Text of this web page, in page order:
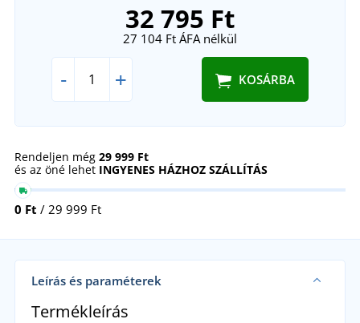
32 795 Ft
27 104 Ft ÁFA nélkül
- + KOSÁRBA
Rendeljen még 29 999 Ft
és az öné lehet INGYENES HÁZHOZ SZÁLLÍTÁS
0 Ft / 29 999 Ft
Leírás és paraméterek
Termékleírás